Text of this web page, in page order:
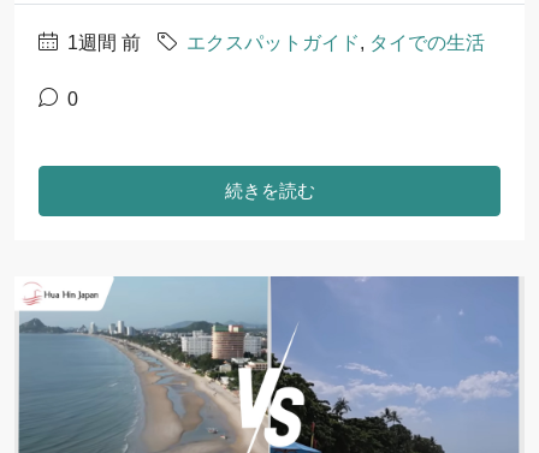
1週間 前 エクスパットガイド, タイでの生活
0
続きを読む